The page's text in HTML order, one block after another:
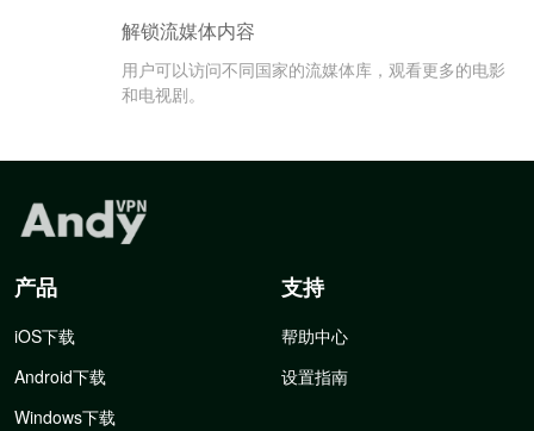
解锁流媒体内容
用户可以访问不同国家的流媒体库，观看更多的电影
和电视剧。
产品
iOS下载
Android下载
Windows下载
支持
帮助中心
设置指南